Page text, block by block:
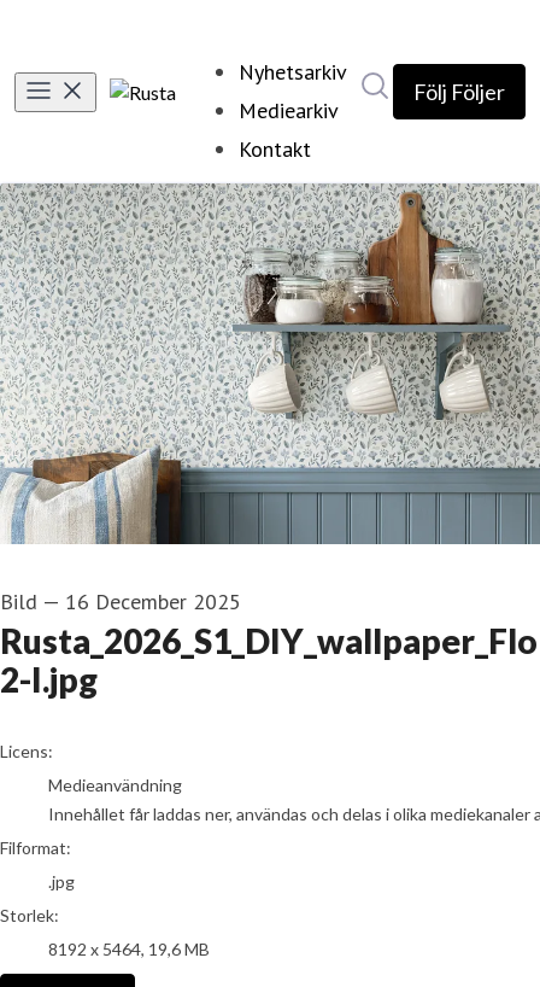
Nyhetsarkiv
Mediearkiv
Kontakt
Följ Följer
Bild — 16 December 2025
2-I.jpg
go to media item
Licens:
Medieanvändning
Innehållet får laddas ner, användas och delas i olika
Filformat:
.jpg
Storlek:
8192 x 5464, 19,6 MB